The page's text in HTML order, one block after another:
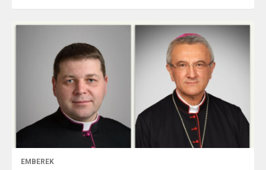
EMBEREK